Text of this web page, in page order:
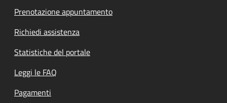
Prenotazione appuntamento
Richiedi assistenza
Statistiche del portale
Leggi le FAQ
Pagamenti